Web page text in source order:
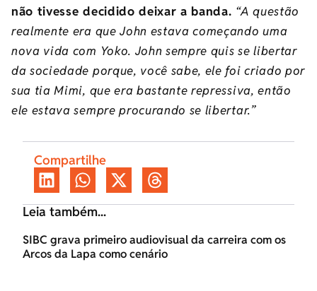
não tivesse decidido deixar a banda. “A questão
realmente era que John estava começando uma
nova vida com Yoko. John sempre quis se libertar
da sociedade porque, você sabe, ele foi criado por
sua tia Mimi, que era bastante repressiva, então
ele estava sempre procurando se libertar.”
Compartilhe
Leia também...
SIBC grava primeiro audiovisual da carreira com os
Arcos da Lapa como cenário